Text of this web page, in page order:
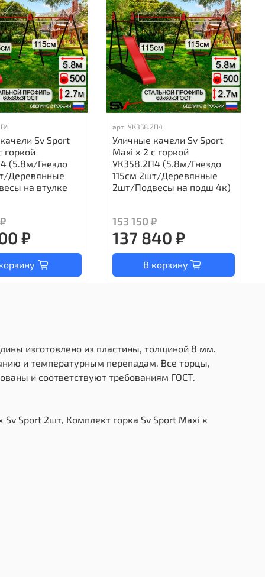
Sv Sport
горкой
(5.8м/Гнездо
Деревянные
на втулке
₽
арт.УК358.2П4
Уличные качели Sv Sport
Maxi х 2 с горкой
УК358.2П4 (5.8м/Гнездо
115см 2шт/Деревянные
2шт/Подвесы на подш 4к)
153 150 ₽
137 840 ₽
В корзину
изготовлено из пластины, толщиной 8 мм.
и температурным перепадам. Все торцы,
и соответствуют требованиям ГОСТ.
Sport 2шт, Комплект горка Sv Sport Махi к